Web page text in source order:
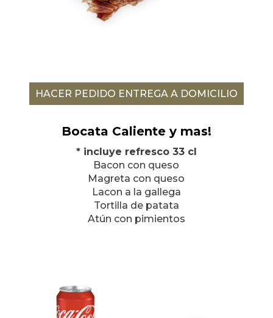
HACER PEDIDO ENTREGA A DOMICILIO
Bocata Caliente y mas!
* incluye refresco 33 cl
Bacon con queso
Magreta con queso
Lacon a la gallega
Tortilla de patata
Atún con pimientos